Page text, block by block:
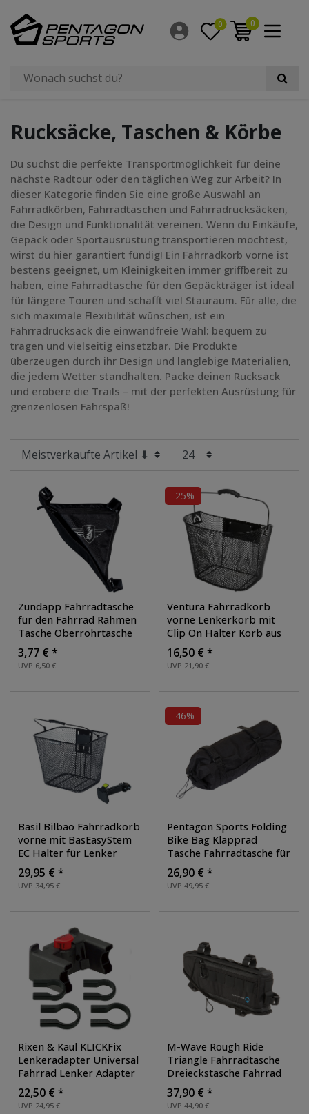
0 0
Filter
×
Preis
Radgröße
Rucksäcke, Taschen & Körbe
Du suchst die perfekte Transportmöglichkeit für deine
nächste Radtour oder den täglichen Weg zur Arbeit? In
dieser Kategorie finden Sie eine große Auswahl an
Fahrradkörben, Fahrradtaschen und Fahrradrucksäcken,
die Design und Funktionalität vereinen. Wenn du Einkäufe,
Gepäck oder Sportausrüstung transportieren möchtest,
wirst du hier garantiert fündig! Ein Fahrradkorb vorne ist
bestens geeignet, um Kleinigkeiten immer griffbereit zu
haben, eine Fahrradtasche für den Gepäckträger ist ideal
für längere Touren und schafft viel Stauraum. Für alle, die
sich maximale Flexibilität wünschen, ist ein
Fahrradrucksack die einwandfreie Wahl: bequem zu
tragen und vielseitig einsetzbar. Die Produkte
überzeugen durch ihr Design und langlebige Materialien,
die jedem Wetter standhalten. Packe deinen Rucksack
und erobere die Trails – mit der perfekten Ausrüstung für
grenzenlosen Fahrspaß!
Zündapp Fahrradtasche
für den Fahrrad Rahmen
Tasche Oberrohrtasche
Rahmentasche
Radtaschen mit Klett und
Reißverschluss
UVP 6,50 €
3,77 € *
-25%
Ventura Fahrradkorb
vorne Lenkerkorb mit
Clip On Halter Korb aus
Draht für Fahrrad oder E
Bike, Farbe: schwarz
UVP 21,90 €
16,50 € *
Basil Bilbao Fahrradkorb
vorne mit BasEasyStem
EC Halter für Lenker
stabiler Lenkerkorb
Stahl 10L großer Korb
für Fahrrad
UVP 34,95 €
29,95 € *
-46%
Pentagon Sports Folding
Bike Bag Klapprad
Tasche Fahrradtasche für
Klappräder 20 Zoll
Faltradtasche
Transporttasche
UVP 49,95 €
26,90 € *
Rixen & Kaul KLICKFix
Lenkeradapter Universal
Fahrrad Lenker Adapter
für E Bike 7 kg Belastung
UVP 24,95 €
22,50 € *
M-Wave Rough Ride
Triangle Fahrradtasche
Dreieckstasche Fahrrad
Rahmentasche Tasche E-
Bike
UVP 44,90 €
37,90 € *